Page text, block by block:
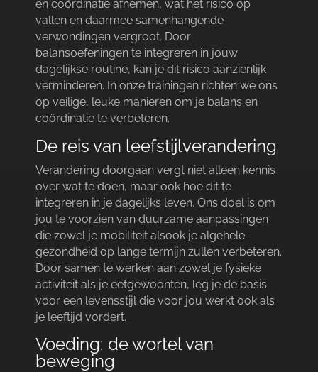
en coördinatie afnemen, wat het risico op
vallen en daarmee samenhangende
verwondingen vergroot.​ Door
balansoefeningen te integreren in jouw
dagelijkse routine, kan je dit risico aanzienlijk
verminderen.​ In onze trainingen richten we ons
op veilige, leuke manieren om je balans en
coördinatie te verbeteren.​
De reis van leefstijlverandering
Verandering doorgaan vergt niet alleen kennis
over wat te doen, maar ook hoe dit te
integreren in je dagelijks leven.​ Ons doel is om
jou te voorzien van duurzame aanpassingen
die zowel je mobiliteit alsook je algehele
gezondheid op lange termijn zullen verbeteren.​
Door samen te werken aan zowel je fysieke
activiteit als je eetgewoonten, leg je de basis
voor een levensstijl die voor jou werkt ook als
je leeftijd vordert.​
Voeding: de wortel van
beweging